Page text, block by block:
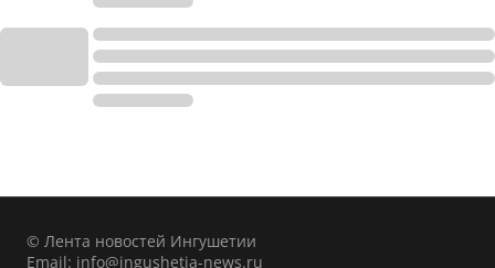
© Лента новостей Ингушетии
Email: info@ingushetia-news.ru